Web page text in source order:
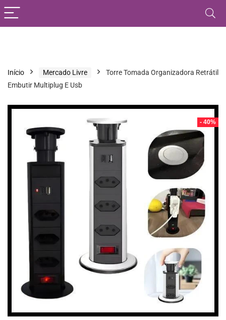
Início Mercado Livre
Torre Tomada Organizadora Retrátil
Embutir Multiplug E Usb
- 40%